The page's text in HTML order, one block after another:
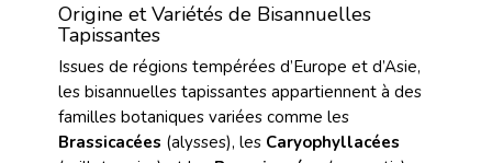
Origine et Variétés de Bisannuelles
Tapissantes
Issues de régions tempérées d’Europe et d’Asie,
les bisannuelles tapissantes appartiennent à des
familles botaniques variées comme les
Brassicacées (alysses), les Caryophyllacées